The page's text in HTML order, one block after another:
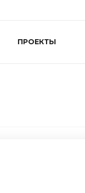
ПРОЕКТЫ